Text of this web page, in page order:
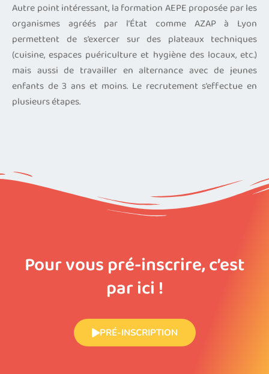
Autre point intéressant, la formation AEPE proposée par les
organismes agréés par l’État comme AZAP à Lyon
permettent de s’exercer sur des plateaux techniques
(cuisine, espaces puériculture et hygiène des locaux, etc.)
mais aussi de travailler en alternance avec de jeunes
enfants de 3 ans et moins. Le recrutement s’effectue en
plusieurs étapes.
Pour vous pré-inscrire, c’est
par ici !
PRÉ-INSCRIPTION